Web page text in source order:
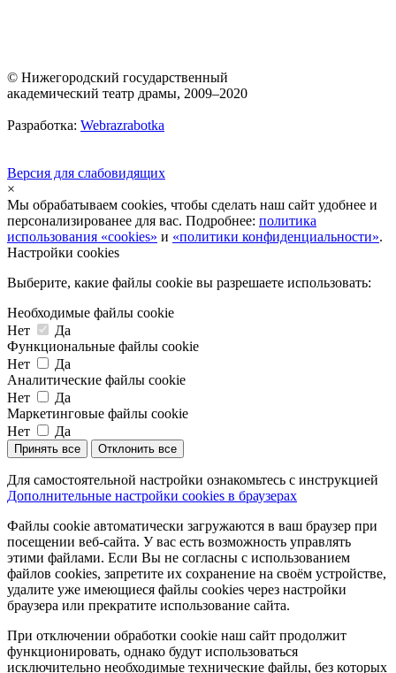
© Нижегородский государственный
академический театр драмы, 2009–2020
Разработка: Webrazrabotka
Версия для слабовидящих
×
Мы обрабатываем cookies, чтобы сделать наш сайт удобнее и
персонализированее для вас. Подробнее: политика
использования «cookies» и «политики конфиденциальности».
Настройки cookies
Выберите, какие файлы cookie вы разрешаете использовать:
Необходимые файлы cookie
Нет
Да
Функциональные файлы cookie
Нет
Да
Аналитические файлы cookie
Нет
Да
Маркетинговые файлы cookie
Нет
Да
Принять все Отклонить все
Для самостоятельной настройки ознакомьтесь с инструкцией
Дополнительные настройки cookies в браузерах
Файлы cookie автоматически загружаются в ваш браузер при
посещении веб-сайта. У вас есть возможность управлять
этими файлами. Если Вы не согласны с использованием
файлов cookies, запретите их сохранение на своём устройстве,
удалите уже имеющиеся файлы cookies через настройки
браузера или прекратите использование сайта.
При отключении обработки cookie наш сайт продолжит
функционировать, однако будут использоваться
исключительно необходимые технические файлы, без которых